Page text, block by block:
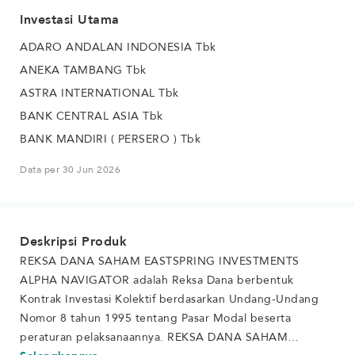
Investasi Utama
ADARO ANDALAN INDONESIA Tbk
ANEKA TAMBANG Tbk
ASTRA INTERNATIONAL Tbk
BANK CENTRAL ASIA Tbk
BANK MANDIRI ( PERSERO ) Tbk
Data per 30 Jun 2026
Deskripsi Produk
REKSA DANA SAHAM EASTSPRING INVESTMENTS
ALPHA NAVIGATOR adalah Reksa Dana berbentuk
Kontrak Investasi Kolektif berdasarkan Undang-Undang
Nomor 8 tahun 1995 tentang Pasar Modal beserta
peraturan pelaksanaannya. REKSA DANA SAHAM